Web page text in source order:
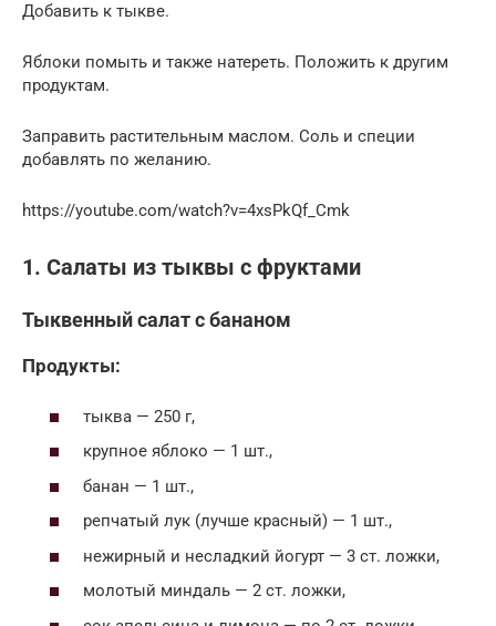
Добавить к тыкве.
Яблоки помыть и также натереть. Положить к другим
продуктам.
Заправить растительным маслом. Соль и специи
добавлять по желанию.
https://youtube.com/watch?v=4xsPkQf_Cmk
1. Салаты из тыквы с фруктами
Тыквенный салат с бананом
Продукты:
тыква — 250 г,
крупное яблоко — 1 шт.,
банан — 1 шт.,
репчатый лук (лучше красный) — 1 шт.,
нежирный и несладкий йогурт — 3 ст. ложки,
молотый миндаль — 2 ст. ложки,